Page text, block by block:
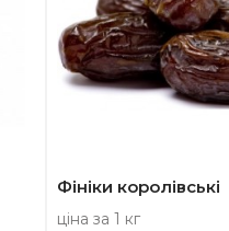
Фініки королівські
ціна за 1 кг